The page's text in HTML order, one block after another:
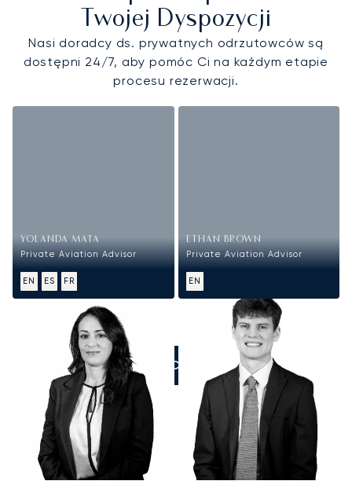
Twojej Dyspozycji
Nasi doradcy ds. prywatnych odrzutowców są
dostępni 24/7, aby pomóc Ci na każdym etapie
procesu rezerwacji.
YOLANDA MATA
Private Aviation Advisor
EN ES FR
ETHAN BROWN
Private Aviation Advisor
EN
ZADZWOŃCIE DO NAS